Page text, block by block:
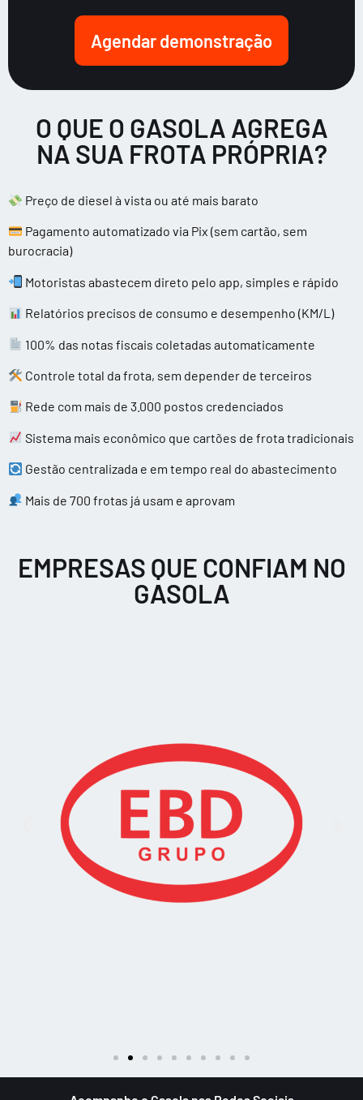
Agendar demonstração
O QUE O GASOLA AGREGA
NA SUA FROTA PRÓPRIA?
Preço de diesel à vista ou até mais barato
Pagamento automatizado via Pix (sem cartão, sem
burocracia)
Motoristas abastecem direto pelo app, simples e rápido
Relatórios precisos de consumo e desempenho (KM/L)
100% das notas fiscais coletadas automaticamente
Controle total da frota, sem depender de terceiros
Rede com mais de 3.000 postos credenciados
Sistema mais econômico que cartões de frota tradicionais
Gestão centralizada e em tempo real do abastecimento
Mais de 700 frotas já usam e aprovam
EMPRESAS QUE CONFIAM NO
GASOLA